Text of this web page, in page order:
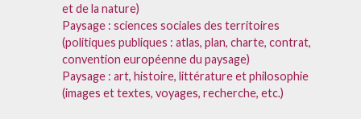
et de la nature)
Paysage : sciences sociales des territoires
(politiques publiques : atlas, plan, charte, contrat,
convention européenne du paysage)
Paysage : art, histoire, littérature et philosophie
(images et textes, voyages, recherche, etc.)